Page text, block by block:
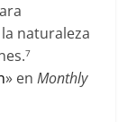
naturaleza
7
» enMonthly